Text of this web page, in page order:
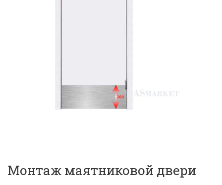
Монтаж маятниковой двери